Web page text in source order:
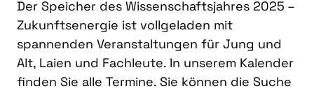
Der Speicher des Wissenschaftsjahres 2025 –
Zukunftsenergie ist vollgeladen mit
spannenden Veranstaltungen für Jung und
Alt, Laien und Fachleute. In unserem Kalender
finden Sie alle Termine. Sie können die Suche